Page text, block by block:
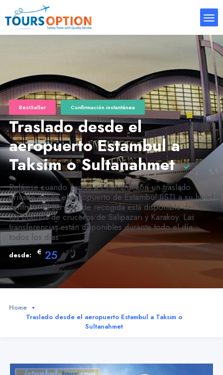
BestSeller Confirmación instantánea
Traslado desde el
aeropuerto Estambul a
Taksim o Sultanahmet
Relájese cuando llegue a Estambul con un traslado
privado desde el aeropuerto de Estambul (IST) a su hotel
céntrico. El servicio de recogida está disponible desde
los puertos de cruceros de Salipazari y Karakoy. Las
transferencias están disponibles durante todo el día,
todos los días
desde: € 25
Home
Traslado desde el aeropuerto Estambul a Taksim o
Sultanahmet